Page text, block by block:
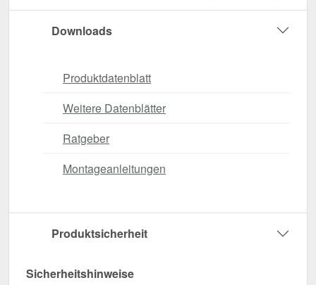
Downloads
Produktdatenblatt
Weitere Datenblätter
Ratgeber
Montageanleitungen
Produktsicherheit
Sicherheitshinweise